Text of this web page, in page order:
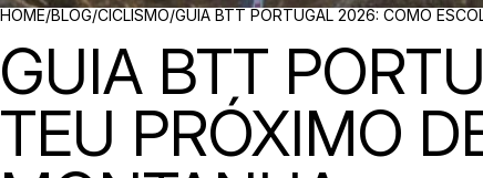
BREADCRUMBS
HOME/BLOG/CICLISMO/GUIA BTT PORTUGAL 2026: COMO
GUIA BTT
TEU PRÓXIMO